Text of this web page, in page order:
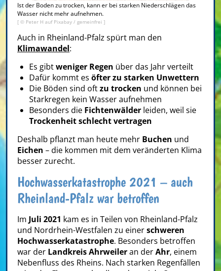
Ist der Boden zu trocken, kann er bei starken Niederschlägen das
Wasser nicht mehr aufnehmen.
[ © Peter H auf Pixabay / gemeinfrei ]
Auch in Rheinland-Pfalz spürt man den
Klimawandel:
Es gibtweniger Regen über das Jahr verteilt
Dafür kommt es öfter zu starken Unwettern
Die Böden sind oftzu trocken und können bei
Starkregen kein Wasser aufnehmen
Besonders die Fichtenwälder leiden, weil sie
Trockenheit schlecht vertragen
Deshalb pflanzt man heute mehr Buchen und
Eichen – die kommen mit dem veränderten Klima
besser zurecht.
Hochwasserkatastrophe 2021 – auch
Rheinland-Pfalz war betroffen
Im Juli 2021 kam es in Teilen von Rheinland-Pfalz
und Nordrhein-Westfalen zu einerschweren
Hochwasserkatastrophe. Besonders betroffen
war der Landkreis Ahrweileran derAhr, einem
Nebenfluss des Rheins. Nach starken Regenfällen